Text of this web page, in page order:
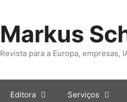
Markus
Revista para a Europa, empresas,
Editora Serviços